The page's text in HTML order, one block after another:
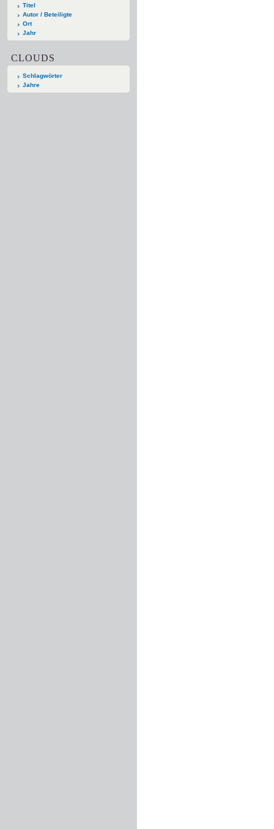
Titel
Autor / Beteiligte
Ort
Jahr
CLOUDS
Schlagwörter
Jahre